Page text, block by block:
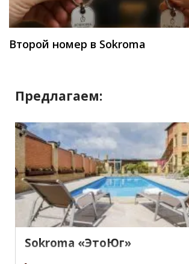
Второй номер в Sokroma
Предлагаем:
Sokroma «ЭтоЮг»